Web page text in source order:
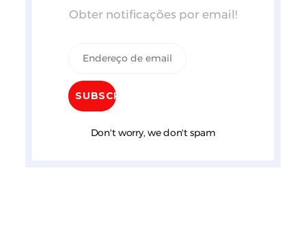
Obter notificações por email!
Don't worry, we don't spam